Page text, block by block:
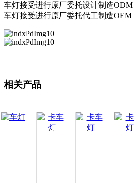
车灯接受进行原厂委托设计制造ODM
车灯接受进行原厂委托代工制造OEM
相关产品